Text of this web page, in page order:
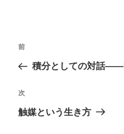
投
ナ
ビ
ゲ
前
の
稿
前
積分としての対話
次
の
次
触媒という生き方